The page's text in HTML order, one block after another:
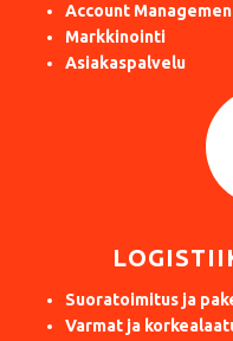
Account
Markkinointi
Asiakaspalvelu
Suoratoimitus ja
Varmat ja